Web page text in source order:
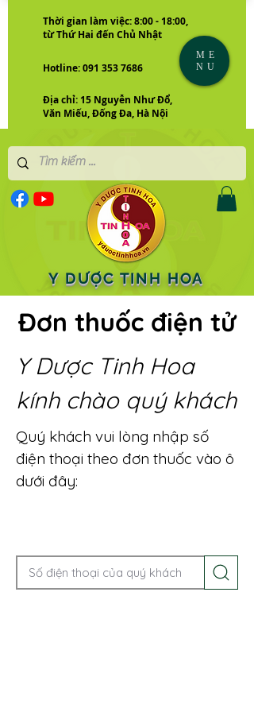
Thời gian làm việc: 8:00 - 18:00,
từ Thứ Hai đến Chủ Nhật
Hotline: 091 353 7686
Địa chỉ: 15 Nguyễn Như Đổ,
Văn Miếu, Đống Đa, Hà Nội
Y DƯỢC TINH HOA
ME
NU
Đơn thuốc điện tử
Y Dược Tinh Hoa
kính chào quý khách
Quý khách vui lòng nhập số
điện thoại theo đơn thuốc vào ô
dưới đây: